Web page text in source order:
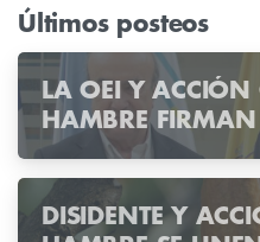
Últimos posteos
LA OEI Y ACCIÓN
HAMBRE
CONVENIO PARA
SEGURIDAD
BIENESTAR
DISIDENTE Y